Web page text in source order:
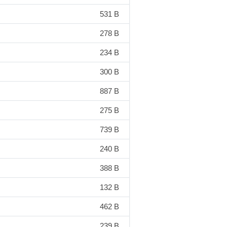
531 B
278 B
234 B
300 B
887 B
275 B
739 B
240 B
388 B
132 B
462 B